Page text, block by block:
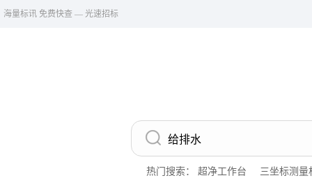
海量标讯 免费快查 — 光速招标
热门搜索： 超净工作台 三坐标测量